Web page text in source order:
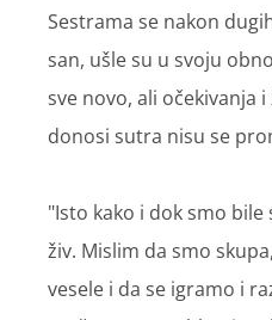
Sestrama se nakon
san, ušle su u svoju
sve novo, ali očekivanja
donosi sutra nisu se
"Isto kako i dok smo
živ. Mislim da smo
vesele i da se igramo i